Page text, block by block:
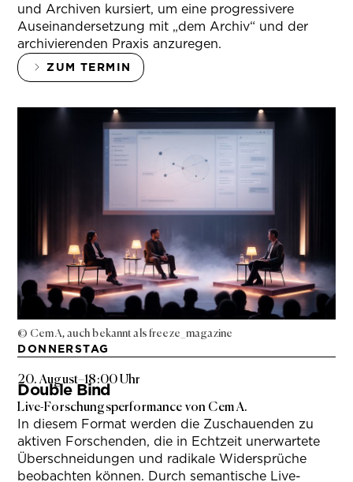
und Archiven kursiert, um eine progressivere
Auseinandersetzung mit „dem Archiv“ und der
archivierenden Praxis anzuregen.
ZUM TERMIN
© Cem A, auch bekannt als freeze_magazine
DONNERSTAG
20. August–18:00 Uhr
Double Bind
Live-Forschungsperformance von Cem A.
In diesem Format werden die Zuschauenden zu
aktiven Forschenden, die in Echtzeit unerwartete
Überschneidungen und radikale Widersprüche
beobachten können. Durch semantische Live-